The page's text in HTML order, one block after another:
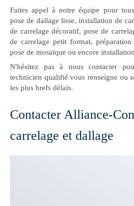
Faites appel à notre équipe pour
pose de dallage lisse, installation de
de carrelage décoratif, pose de
de carrelage petit format,
pose de mosaïque ou encore
N'hésitez pas à nous contacter
technicien qualifié vous renseigne ou
les plus brefs délais.
Contacter Alliance-
carrelage et dallage